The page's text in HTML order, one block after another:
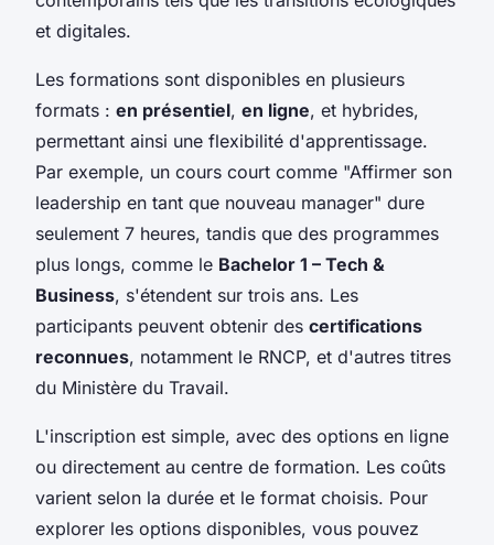
et digitales.
Les formations sont disponibles en plusieurs
formats : en présentiel, en ligne, et hybrides,
permettant ainsi une flexibilité d'apprentissage.
Par exemple, un cours court comme "Affirmer son
leadership en tant que nouveau manager" dure
seulement 7 heures, tandis que des programmes
plus longs, comme le Bachelor 1 – Tech &
Business, s'étendent sur trois ans. Les
participants peuvent obtenir des certifications
reconnues, notamment le RNCP, et d'autres titres
du Ministère du Travail.
L'inscription est simple, avec des options en ligne
ou directement au centre de formation. Les coûts
varient selon la durée et le format choisis. Pour
explorer les options disponibles, vous pouvez